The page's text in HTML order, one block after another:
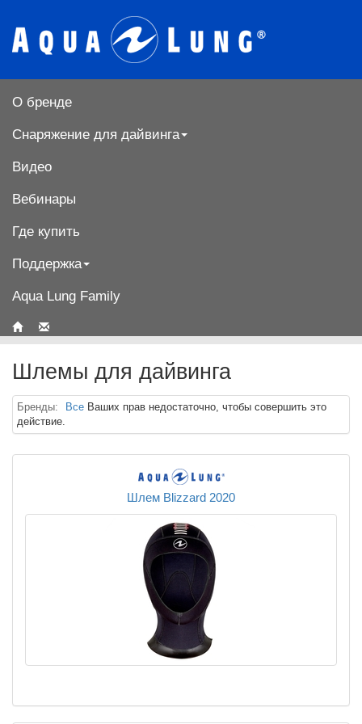
О бренде
Снаряжение для дайвинга
Видео
Вебинары
Где купить
Поддержка
Aqua Lung Family
Шлемы для дайвинга
Бренды: Все Ваших прав недостаточно, чтобы совершить это
действие.
Шлем Blizzard 2020